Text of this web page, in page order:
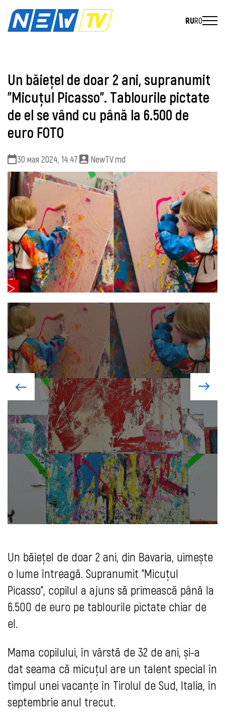
RURO
Un băiețel de doar 2 ani, supranumit
"Micuțul Picasso". Tablourile pictate
de el se vând cu până la 6.500 de
euro FOTO
30 мая 2024, 14:47 NewTV.md
Un băiețel de doar 2 ani, din Bavaria, uimește
o lume întreagă. Supranumit "Micuțul
Picasso", copilul a ajuns să primească până la
6.500 de euro pe tablourile pictate chiar de
el.
Mama copilului, în vârstă de 32 de ani, și-a
dat seama că micuțul are un talent special în
timpul unei vacanțe în Tirolul de Sud, Italia, în
septembrie anul trecut.